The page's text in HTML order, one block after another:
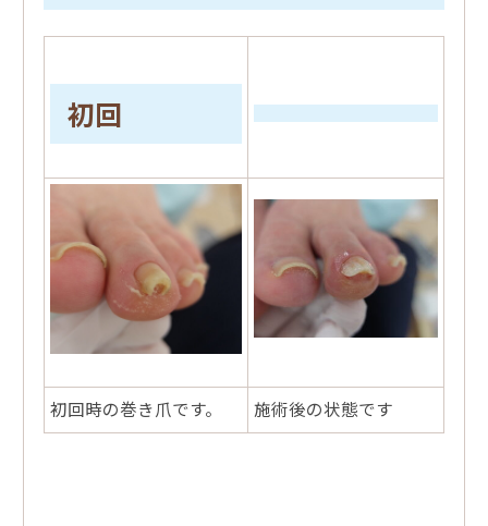
初回
初回時の巻き爪です。 施術後の状態です